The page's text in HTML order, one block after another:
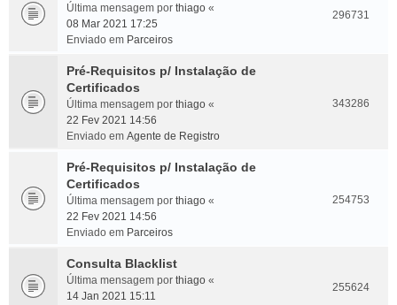
Última mensagem por thiago «
08 Mar 2021 17:25
Enviado em Parceiros
296731
Pré-Requisitos p/ Instalação de
Certificados
Última mensagem por thiago «
22 Fev 2021 14:56
Enviado em Agente de Registro
343286
Pré-Requisitos p/ Instalação de
Certificados
Última mensagem por thiago «
22 Fev 2021 14:56
Enviado em Parceiros
254753
Consulta Blacklist
Última mensagem por thiago «
14 Jan 2021 15:11
255624